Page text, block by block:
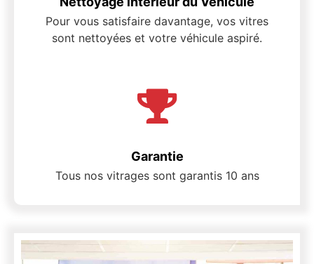
Pour vous satisfaire davantage, vos vitres
sont nettoyées et votre véhicule aspiré.
Garantie
Tous nos vitrages sont garantis 10 ans